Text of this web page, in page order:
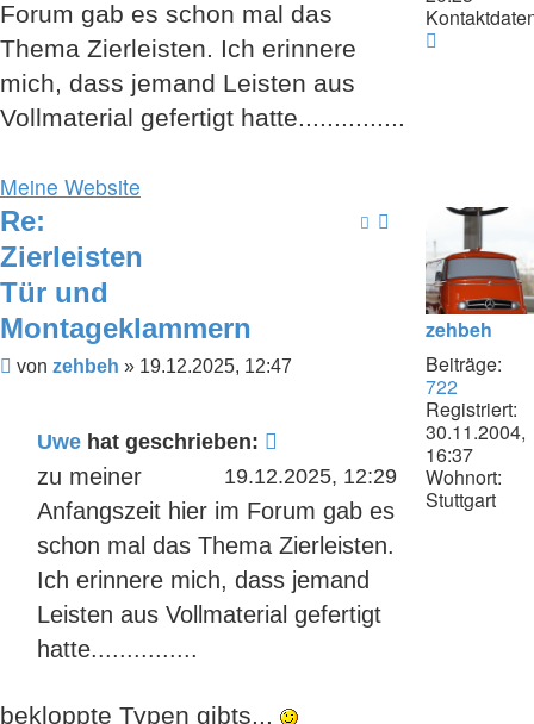
Forum gab es schon mal das
Thema Zierleisten. Ich erinnere
mich, dass jemand Leisten aus
Vollmaterial gefertigt hatte...............
Meine Website
zehbeh
Beiträge:
722
Registriert:
30.11.2004,
16:37
Wohnort:
Stuttgart
Re:
Zierleisten
Tür und
Montageklammern
Beitrag
von zehbeh » 19.12.2025, 12:47
Uwe hat geschrieben:
19.12.2025, 12:29
zu meiner
Anfangszeit hier im Forum gab es
schon mal das Thema Zierleisten.
Ich erinnere mich, dass jemand
Leisten aus Vollmaterial gefertigt
hatte...............
bekloppte Typen gibts...